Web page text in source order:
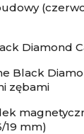
Diamond
Black
zębami
19 mm)